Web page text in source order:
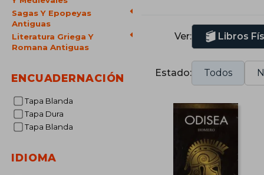
Sagas Y Epopeyas
Antiguas
Literatura Griega Y
Romana Antiguas
ENCUADERNACIÓN
Tapa Blanda
Tapa Dura
Tapa Blanda
IDIOMA
Ver: Libros
Estado: Todos